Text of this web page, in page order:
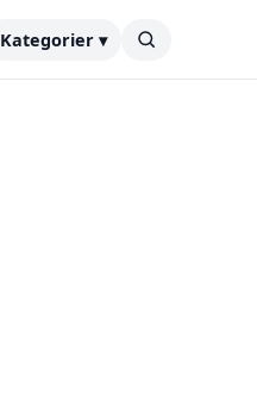
Kategorier ▾